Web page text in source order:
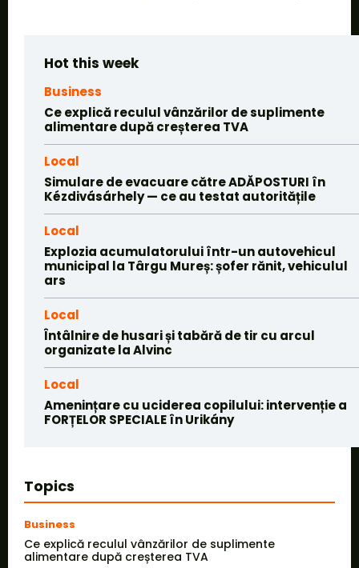
Hot this week
Business
Ce explică reculul vânzărilor de suplimente
alimentare după creșterea TVA
Local
Simulare de evacuare către ADĂPOSTURI în
Kézdivásárhely — ce au testat autoritățile
Local
Explozia acumulatorului într-un autovehicul
municipal la Târgu Mureș: șofer rănit, vehiculul
ars
Local
Întâlnire de husari și tabără de tir cu arcul
organizate la Alvinc
Local
Amenințare cu uciderea copilului: intervenție a
FORȚELOR SPECIALE în Urikány
Topics
Business
Ce explică reculul vânzărilor de suplimente
alimentare după creșterea TVA